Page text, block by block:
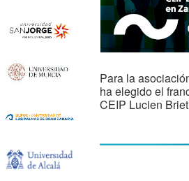
Para la
ha elegido el
CEIP Lucien